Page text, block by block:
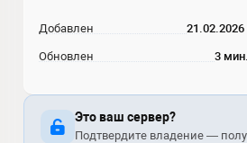
Добавлен 21.02.2026
Обновлен 3
Это ваш сервер?
Подтвердите владение —